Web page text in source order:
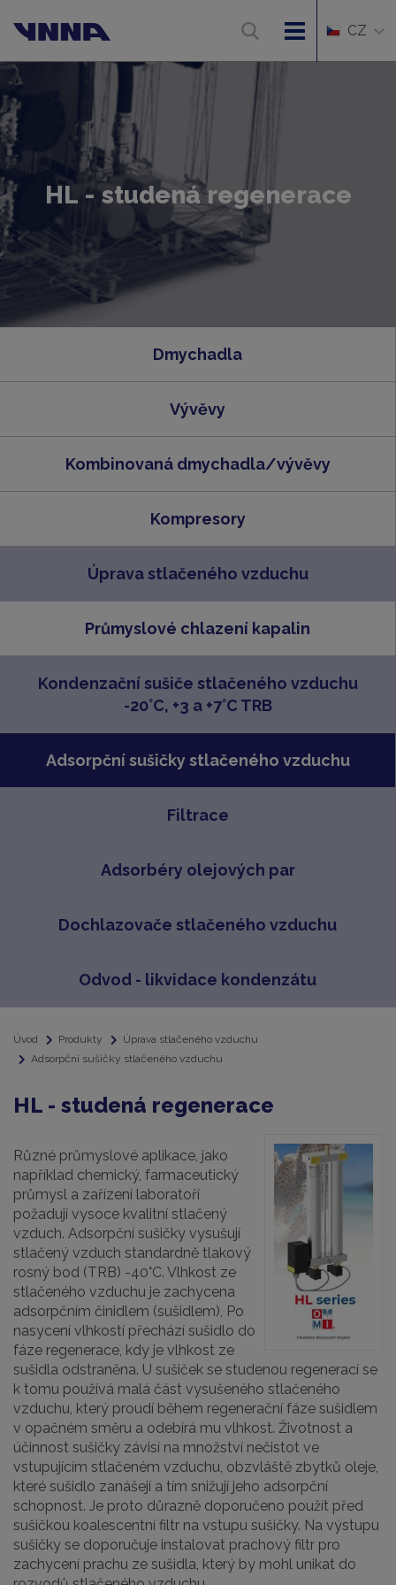
CZ
HL - studená regenerace
Dmychadla
Vývěvy
Kombinovaná dmychadla/vývěvy
Kompresory
Úprava stlačeného vzduchu
Průmyslové chlazení kapalin
Kondenzační sušiče stlačeného vzduchu
-20°C, +3 a +7°C TRB
Adsorpční sušičky stlačeného vzduchu
Filtrace
Adsorbéry olejových par
Dochlazovače stlačeného vzduchu
Odvod - likvidace kondenzátu
Úvod Produkty
Úprava stlačeného vzduchu
Adsorpční sušičky stlačeného vzduchu
HL - studená regenerace
Různé průmyslové aplikace, jako
například chemický, farmaceutický
průmysl a zařízení laboratoří
požadují vysoce kvalitní stlačený
vzduch. Adsorpční sušičky vysušují
stlačený vzduch standardně tlakový
rosný bod (TRB) -40°C. Vlhkost ze
stlačeného vzduchu je zachycena
adsorpčním činidlem (sušidlem), Po
nasycení vlhkostí přechází sušidlo do
fáze regenerace, kdy je vlhkost ze
sušidla odstraněna. U sušiček se studenou regenerací se
k tomu používá malá část vysušeného stlačeného
vzduchu, který proudí během regenerační fáze sušidlem
v opačném směru a odebírá mu vlhkost. Životnost a
účinnost sušičky závisí na množství nečistot ve
vstupujícím stlačeném vzduchu, obzvláště zbytků oleje,
které sušidlo zanášejí a tím snižují jeho adsorpční
schopnost. Je proto důrazně doporučeno použít před
sušičkou koalescentní filtr na vstupu sušičky. Na výstupu
sušičky se doporučuje instalovat prachový filtr pro
zachycení prachu ze sušidla, který by mohl unikat do